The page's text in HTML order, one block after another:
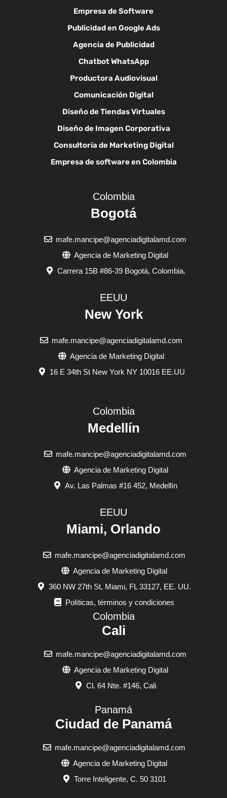
Empresa de Software
Publicidad en Google Ads
Agencia de Publicidad
Chatbot WhatsApp
Productora Audiovisual
Comunicación Digital
Diseño de Tiendas Virtuales
Diseño de Imagen Corporativa
Consultoría de Marketing Digital
Empresa de software en Colombia
Colombia
Medellín
mafe.mancipe@agenciadigitalamd.com
Agencia de Marketing Digital
Av. Las Palmas #16 452, Medellín
EEUU
Miami, Orlando
mafe.mancipe@agenciadigitalamd.com
Agencia de Marketing Digital
360 NW 27th St, Miami, FL 33127, EE. UU.
Políticas, términos y condiciones
Colombia
Bogotá
mafe.mancipe@agenciadigitalamd.com
Agencia de Marketing Digital
Carrera 15B #86-39 Bogotá, Colombia.
EEUU
New York
mafe.mancipe@agenciadigitalamd.com
Agencia de Marketing Digital
16 E 34th St New York NY 10016 EE.UU
Colombia
Cali
mafe.mancipe@agenciadigitalamd.com
Agencia de Marketing Digital
Cl. 64 Nte. #146, Cali
Panamá
Ciudad de Panamá
mafe.mancipe@agenciadigitalamd.com
Agencia de Marketing Digital
Torre Inteligente, C. 50 3101